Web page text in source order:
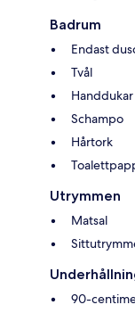
Badrum
Endast
Tvål
Schampo
Hårtork
Utrymmen
Matsal
90-